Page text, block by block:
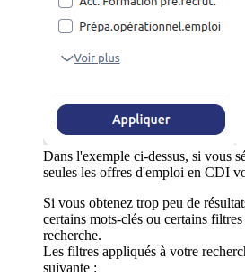
Dans l'exemple ci-dessus, si vous
seules les offres d'emploi en CDI
Si vous obtenez trop peu de
certains mots-clés ou certains
recherche.
Les filtres appliqués à votre
suivante :